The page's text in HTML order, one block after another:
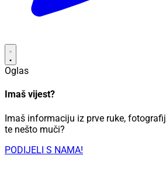
Oglas
Imaš vijest?
Imaš informaciju iz prve ruke,
te nešto muči?
PODIJELI S NAMA!